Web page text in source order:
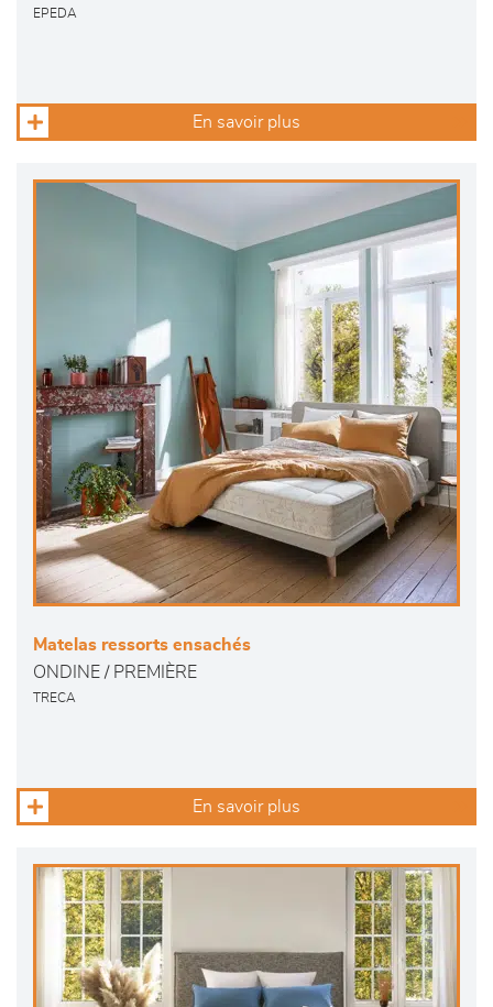
EPEDA
En savoir plus
Matelas ressorts ensachés
ONDINE / PREMIÈRE
TRECA
En savoir plus